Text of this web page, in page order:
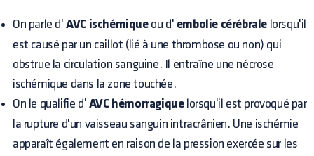
On parle d'AVC ischémiqueou d' embolie cérébrale lorsqu'il
est causé par un caillot (lié à une thrombose ou non) qui
obstrue la circulation sanguine. Il entraîne une nécrose
ischémique dans la zone touchée.
On le qualifie d' AVC hémorragiquelorsqu'il est provoqué par
la rupture d'un vaisseau sanguin intracrânien. Une ischémie
apparaît également en raison de la pression exercée sur les